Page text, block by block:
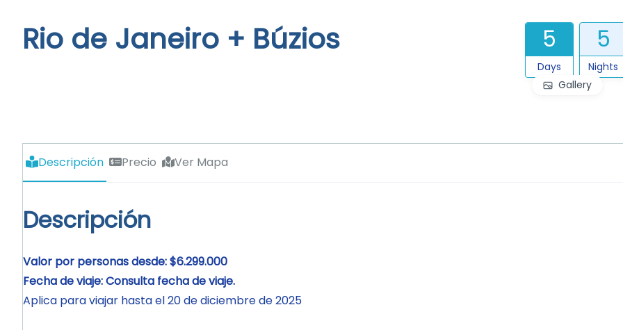
Rio de Janeiro + Búzios 5
Days
5
Nights
Gallery
Descripción Precio Ver Mapa
Descripción
Valor por personas desde: $6.299.000
Fecha de viaje: Consulta fecha de viaje.
Aplica para viajar hasta el 20 de diciembre de 2025